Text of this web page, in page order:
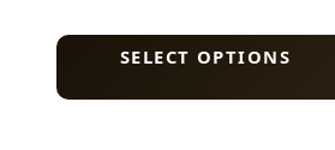
SELECT OPTIONS